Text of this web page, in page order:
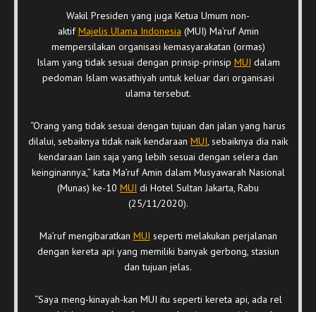
Wakil Presiden yang juga Ketua Umum non-
aktifMajelis Ulama Indonesia (MUI) Ma’ruf Amin
mempersilakan organisasi kemasyarakatan (ormas)
Islam yang tidak sesuai dengan prinsip-prinsip MUI dalam
pedoman Islam wasathiyah untuk keluar dari organisasi
ulama tersebut.
“Orang yang tidak sesuai dengan tujuan dan jalan yang harus
dilalui, sebaiknya tidak naik kendaraan MUI, sebaiknya dia naik
kendaraan lain saja yang lebih sesuai dengan selera dan
keinginannya,” kata Ma’ruf Amin dalam Musyawarah Nasional
(Munas) ke-10 MUI di Hotel Sultan Jakarta, Rabu
(25/11/2020).
Ma’ruf mengibaratkan MUI seperti melakukan perjalanan
dengan kereta api yang memiliki banyak gerbong, stasiun
dan tujuan jelas.
“Saya meng-kinayah-kan MUI itu seperti kereta api, ada rel